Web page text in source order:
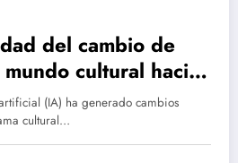
del cambio de
cultural hacia
profunda
(IA) ha generado cambios
cultural…